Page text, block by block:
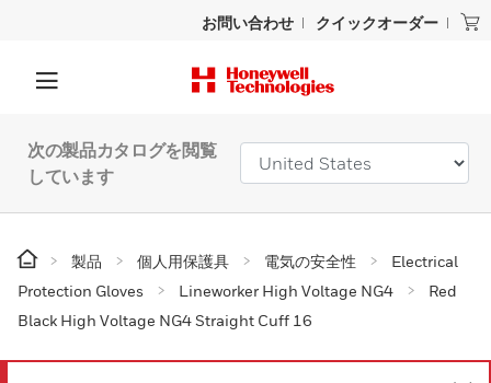
お問い合わせ クイックオーダー
次の製品カタログを閲覧
しています
製品 個人用保護具 電気の安全性
Electrical
Protection Gloves
Lineworker High Voltage NG4
Red
Black High Voltage NG4 Straight Cuff 16